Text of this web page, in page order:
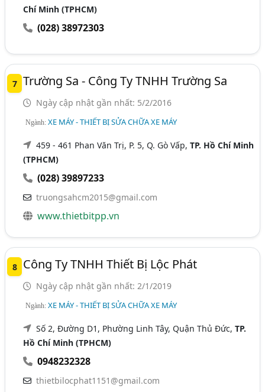
Chí Minh (TPHCM)
(028) 38972303
7 Trường Sa - Công Ty TNHH Trường Sa
Ngày cập nhật gần nhất: 5/2/2016
Ngành:XE MÁY - THIẾT BỊ SỬA CHỮA XE MÁY
459 - 461 Phan Văn Trị, P. 5, Q. Gò Vấp,TP. Hồ Chí Minh
(TPHCM)
(028) 39897233
truongsahcm2015@gmail.com
www.thietbitpp.vn
8 Công Ty TNHH Thiết Bị Lộc Phát
Ngày cập nhật gần nhất: 2/1/2019
Ngành:XE MÁY - THIẾT BỊ SỬA CHỮA XE MÁY
Số 2, Đường D1, Phường Linh Tây, Quận Thủ Đức,TP.
Hồ Chí Minh (TPHCM)
0948232328
thietbilocphat1151@gmail.com